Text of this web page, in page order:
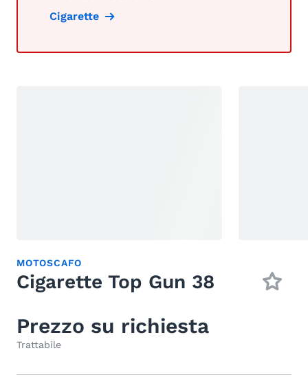
Cigarette
MOTOSCAFO
Cigarette Top Gun 38
Prezzo su richiesta
Trattabile